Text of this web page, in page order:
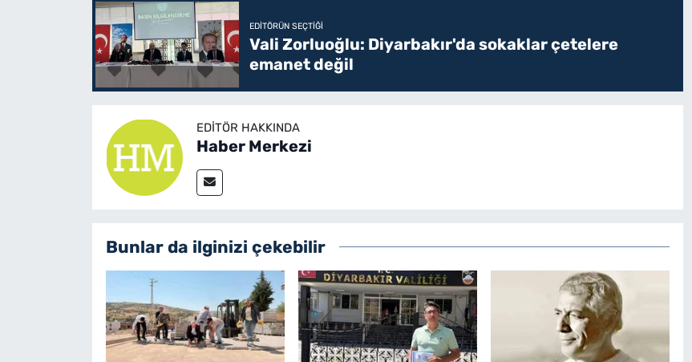
EDITÖRÜN SEÇTIĞI
Vali Zorluoğlu: Diyarbakır'da sokaklar çetelere
emanet değil
EDITÖR HAKKINDA
Haber Merkezi
Bunlar da ilginizi çekebilir